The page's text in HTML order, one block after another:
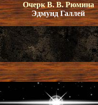
Очерк В. В. Рюмина
Эдмунд Галлей